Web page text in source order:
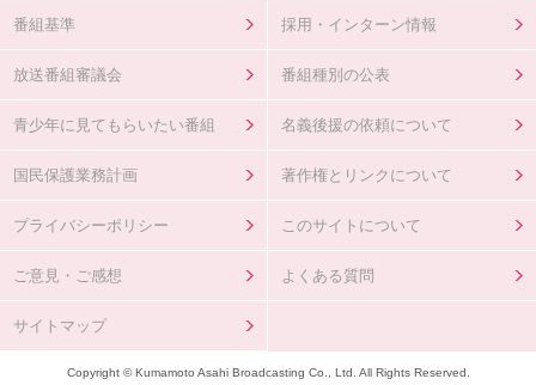
番組基準 採用・インターン情報
放送番組審議会 番組種別の公表
青少年に見てもらいたい番組 名義後援の依頼について
国民保護業務計画 著作権とリンクについて
プライバシーポリシー このサイトについて
ご意見・ご感想 よくある質問
サイトマップ
Copyright © Kumamoto Asahi Broadcasting Co., Ltd. All Rights Reserved.